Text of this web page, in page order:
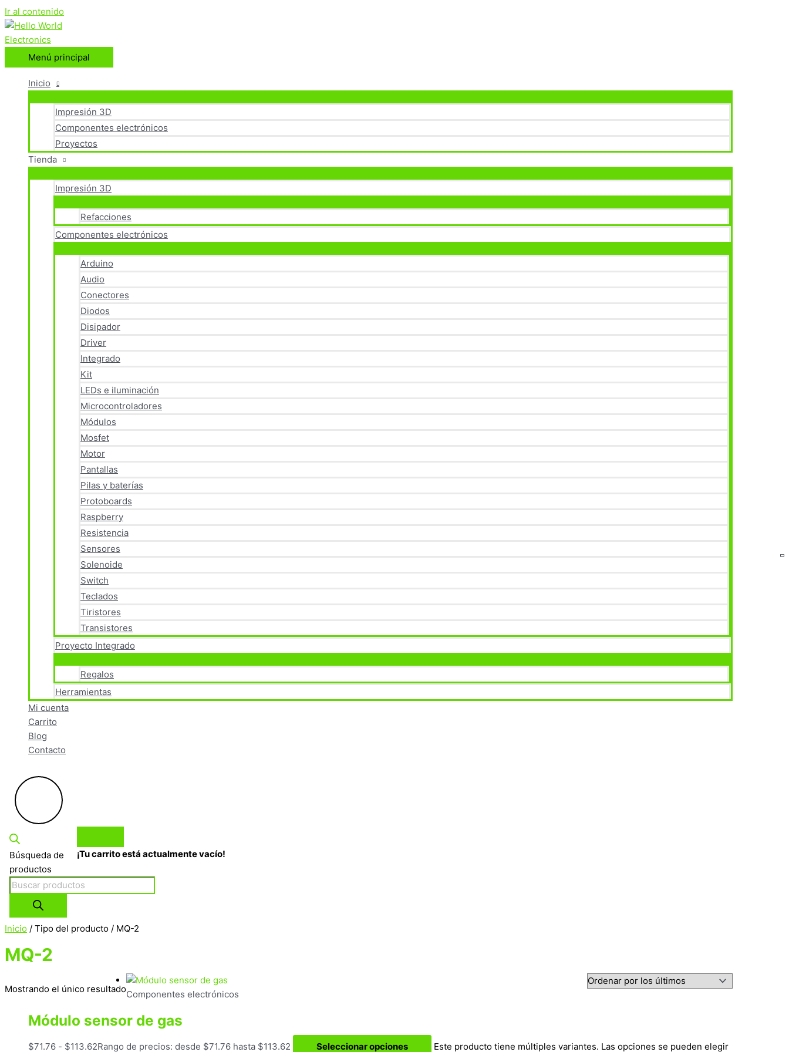
Ir al contenido
Menú principal
Inicio
Impresión 3D
Componentes electrónicos
Proyectos
Tienda
Impresión 3D
Refacciones
Componentes electrónicos
Arduino
Audio
Conectores
Diodos
Disipador
Driver
Integrado
Kit
LEDs e iluminación
Microcontroladores
Módulos
Mosfet
Motor
Pantallas
Pilas y baterías
Protoboards
Raspberry
Resistencia
Sensores
Solenoide
Switch
Teclados
Tiristores
Transistores
Proyecto Integrado
Regalos
Herramientas
Mi cuenta
Carrito
Blog
Contacto
Búsqueda de
productos
¡Tu carrito está actualmente vacío!
Inicio / Tipo del producto / MQ-2
MQ-2
Mostrando el único resultadoComponentes electrónicos
Módulo sensor de gas
$71.76 - $113.62Rango de precios: desde $71.76 hasta $113.62 Seleccionar opciones Este producto tiene múltiples variantes. Las opciones se pueden elegir